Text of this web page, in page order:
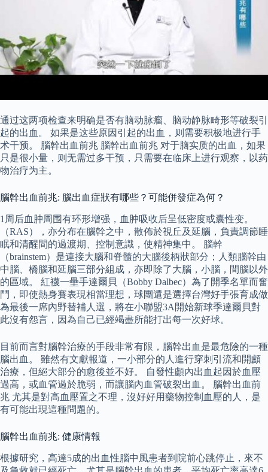
通过这两项检查来明确是否有脑动脉瘤、脑动静脉畸形等破裂引
起的出血。 如果是这些原因引起的出血，则需要积极地进行手
术干预。 腦幹出血前兆 腦幹出血前兆 对于脑实质的出血，如果
只是很小量，则无需过多干预，只需要在临床上进行观察，以药
物治疗为主。
腦幹出血前兆: 腦出血症狀有哪些？可能併發症為何？
1周后血肿周围有环形增强，血肿吸收后呈低密度或囊性变。
（RAS），亦分布在腦幹之中，散佈於視丘及延腦，負責調節睡
眠和清醒間的過渡期、控制意識，使精神集中。 腦幹
（brainstem）是連接大腦和脊髓的大腦後柄狀部分；人類腦幹由
中腦、橋腦和延腦三部分組成，亦即除了大腦，小腦，間腦以外
的區域。 紅襪一壘手達爾貝（Bobby Dalbec）為了開季名單而奮
鬥，即使熱身賽表現相當理想，球團還是選擇台灣好手張育成做
為最後一席內野替補人選，將在小聯盟3A開始新球季達爾貝對
此沒有怨言，因為自己已經竭盡所能打出每一次好球。
目前而言對腦幹治療的手段非常有限，腦幹出血是最危險的一種
腦出血。 雖然有文獻報道，一小部分的人進行穿刺引流和開顱
治療，但絕大部分的愈後並不好。 自發性顱內出血起因於血壓
過高，或血管過於脆弱，而讓腦內血管破裂出血。 腦幹出血前
兆 尤其是對高血壓置之不理，沒好好用藥物控制血壓的人，是
有可能出現這種問題的。
腦幹出血前兆: 健康情報
根據研究，高達5成的出血性腦中風患者到院前心跳停止，來不